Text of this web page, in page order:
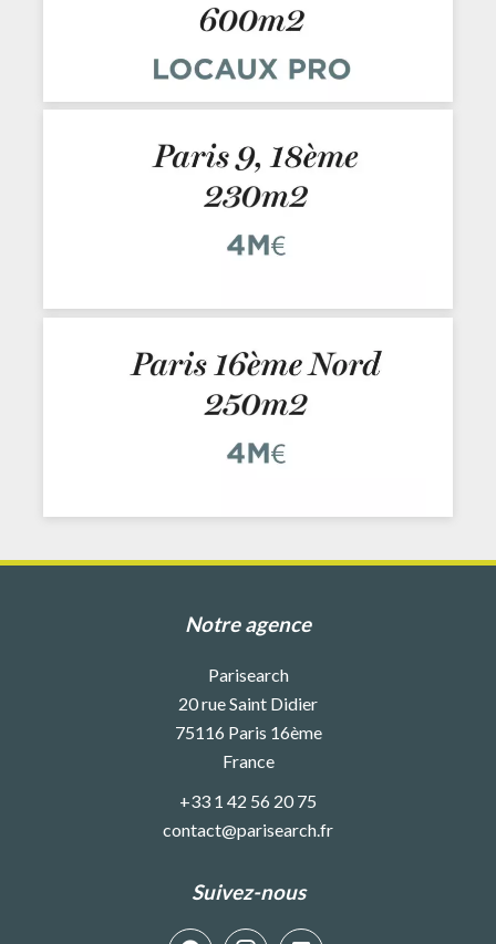
Notre agence
Parisearch
20 rue Saint Didier
75116 Paris 16ème
France
+33 1 42 56 20 75
contact@parisearch.fr
Suivez-nous